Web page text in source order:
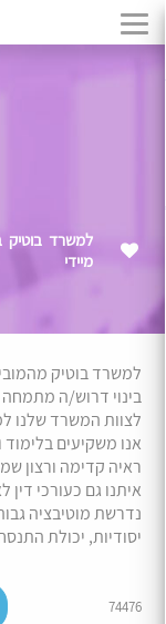
למשרד
מיידי
למשרד בוטיק
בינוי דרוש/ה
לצוות המשרד שלנו
אנו משקיעים
ראיה קדימה ורצון
איתנו גם כעורכי דין
נדרשת מוטיבציה
יסודיות, יכולת
74476